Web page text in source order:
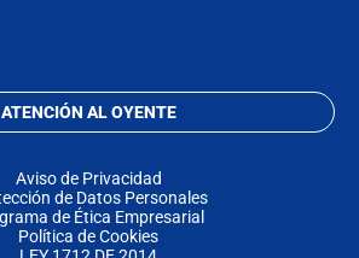
ATENCIÓN AL OYENTE
Aviso de Privacidad
de Datos Personales
de Ética Empresarial
Política de Cookies